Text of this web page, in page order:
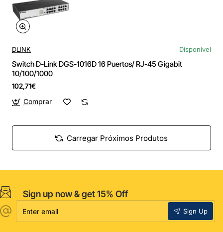
DLINK Disponível
Switch D-Link DGS-1016D 16 Puertos/ RJ-45 Gigabit
10/100/1000
102,71€
Comprar
Carregar Próximos Produtos
Sign up now & get 15% Off
email
Sign Up